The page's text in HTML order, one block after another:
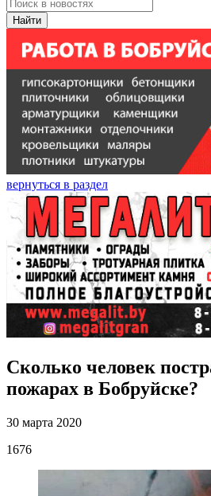
Найти
вернуться в раздел
Сколько человек
пожарах в Бобруйске?
30 марта 2020
1676